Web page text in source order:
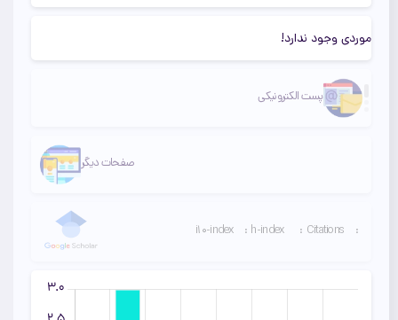
موردی وجود ندارد!
پست الکترونیکی
لینک دوم
لینک سوم
صفحات دیگر
Citations :
h-index :
i10-index :